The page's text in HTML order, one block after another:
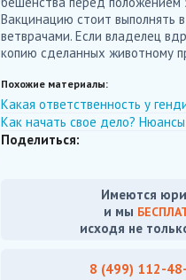
Вакцинацию стоит выполнять
ветврачами. Если владелец
копию сделанных животному
Похожие материалы:
Какая ответственность у
Как начать свое дело?
Поделиться:
Имеются
и мы
исходя не
8 (499) 112-